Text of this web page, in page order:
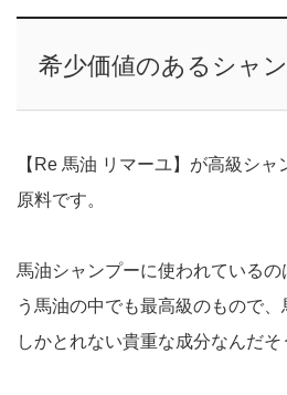
希少価値のあるシャ
【Re 馬油 リマーユ】が高級シ
原料です。
馬油シャンプーに使われている
う馬油の中でも最高級のもので
しかとれない貴重な成分なんだそ